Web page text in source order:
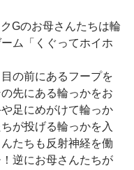
クGのお母さんたちは輪
ム「くぐってホイホ
の前にあるフープを
先にある輪っかをお
足にめがけて輪っか
が投げる輪っかを入
たちも反射神経を働
逆にお母さんたちが